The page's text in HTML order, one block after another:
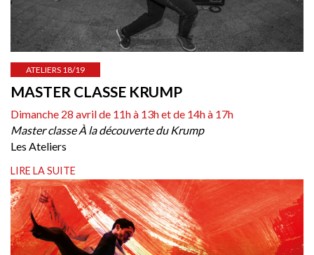
ATELIERS 18/19
MASTER CLASSE KRUMP
Dimanche 28 avril de 11h à 13h et de 14h à 17h
Master classe À la découverte du Krump
Les Ateliers
LIRE LA SUITE